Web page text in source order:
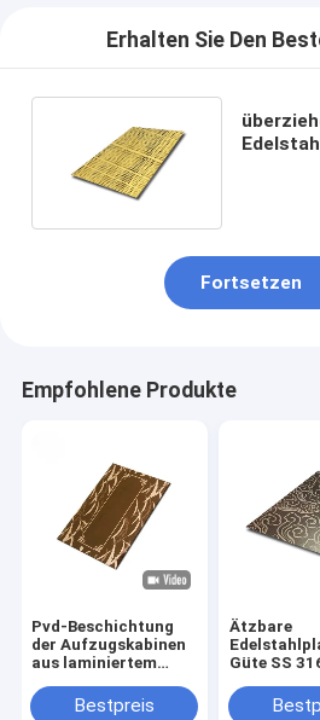
Erhalten Sie Den
Fortsetzen
Empfohlene Produkte
Pvd-Beschichtung
der Aufzugskabinen
aus laminiertem
Bestpreis
Ätzbare
Güte SS